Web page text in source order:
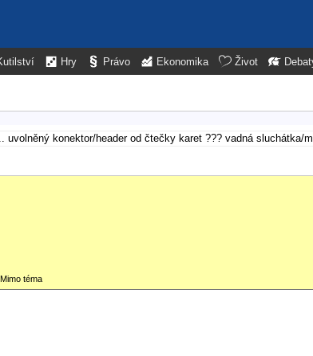
Hry Právo Ekonomika Život
uvolněný konektor/header od čtečky karet ??? vadná sluchátka/
Mimo téma